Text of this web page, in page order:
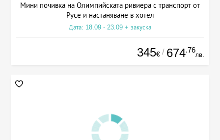
Мини почивка на Олимпийската ривиера с транспорт от
Русе и настаняване в хотел
Дата: 18.09 - 23.09 + закуска
345€ / 674.76
лв.